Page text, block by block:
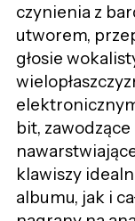
czynienia z
utworem,
głosie
bit, zawodzące
klawiszy
albumu, jak i